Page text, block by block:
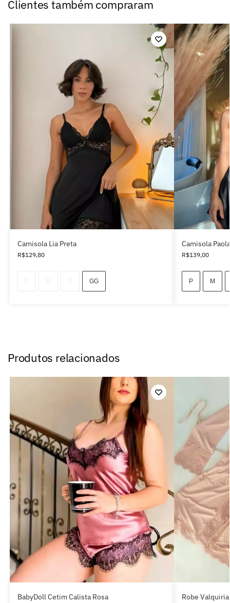
Clientes também compraram
Camisola Lia Preta
R$129,80
GG
Camisola
R$139,00
P M
Produtos relacionados
BabyDoll Cetim Calista Rosa Robe Valquiria